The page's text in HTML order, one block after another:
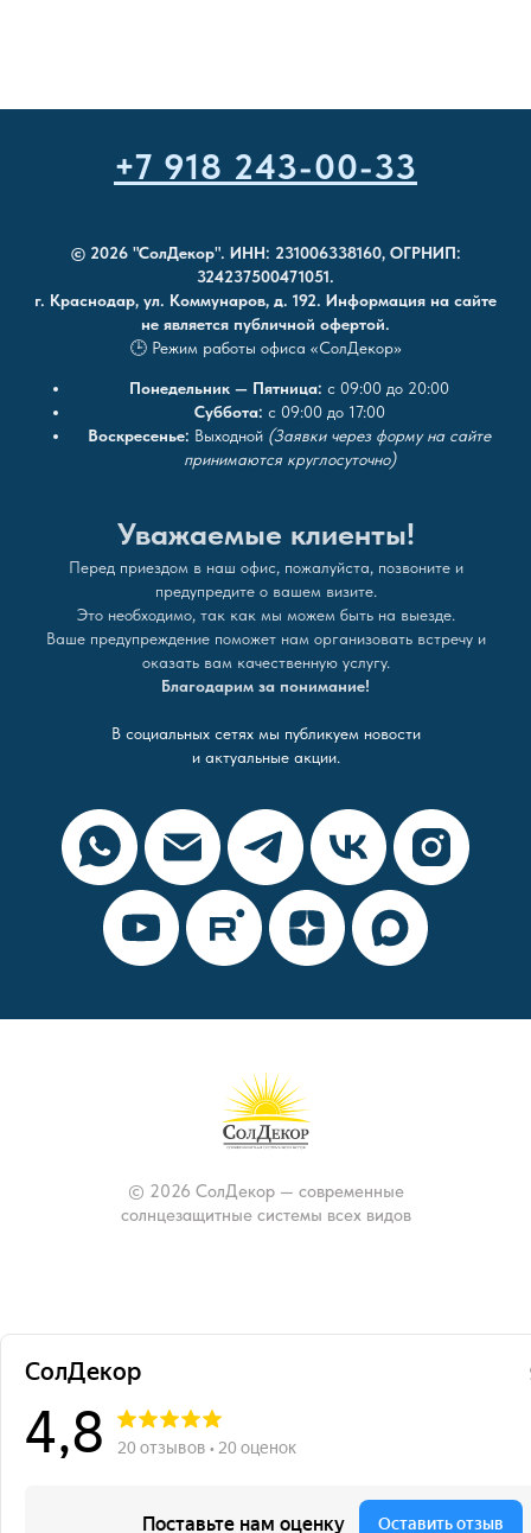
+7 918 243-00-33
© 2026 "СолДекор". ИНН: 231006338160, ОГРНИП:
324237500471051.
г. Краснодар, ул. Коммунаров, д. 192. Информация на сайте
не является публичной офертой.
🕒 Режим работы офиса «СолДекор»
Понедельник — Пятница: с 09:00 до 20:00
Суббота: с 09:00 до 17:00
Воскресенье: Выходной (Заявки через форму на сайте
принимаются круглосуточно)
Уважаемые клиенты!
Перед приездом в наш офис, пожалуйста, позвоните и
предупредите о вашем визите.
Это необходимо, так как мы можем быть на выезде.
Ваше предупреждение поможет нам организовать встречу и
оказать вам качественную услугу.
Благодарим за понимание!
В социальных сетях мы публикуем новости
и актуальные акции.
© 2026 СолДекор — современные
солнцезащитные системы всех видов